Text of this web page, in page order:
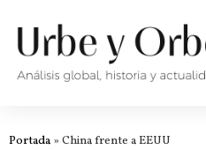
Portada » China frente a EEUU